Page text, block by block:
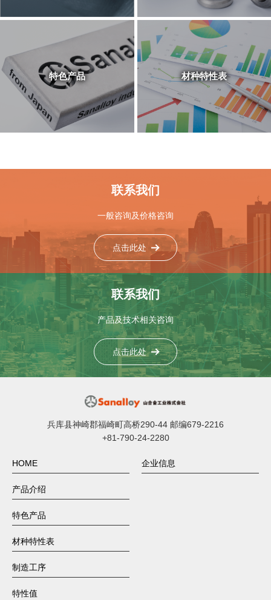
特色产品 材种特性表
联系我们
一般咨询及价格咨询
点击此处
联系我们
产品及技术相关咨询
点击此处
兵库县神崎郡福崎町高桥290-44 邮编679-2216
+81-790-24-2280
HOME
产品介绍
特色产品
材种特性表
制造工序
特性值
企业信息